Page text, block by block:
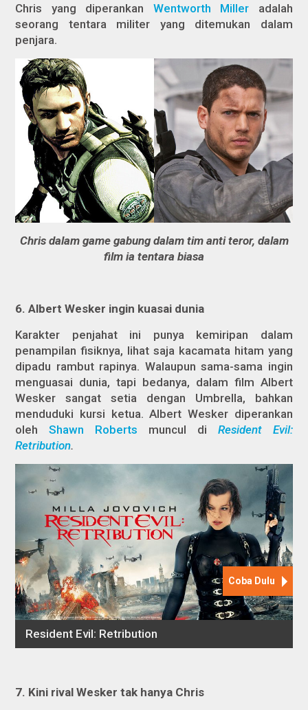
Chris yang diperankan Wentworth Miller adalah
seorang tentara militer yang ditemukan dalam
penjara.
Chris dalam game gabung dalam tim anti teror, dalam
film ia tentara biasa
6. Albert Wesker ingin kuasai dunia
Karakter penjahat ini punya kemiripan dalam
penampilan fisiknya, lihat saja kacamata hitam yang
dipadu rambut rapinya. Walaupun sama-sama ingin
menguasai dunia, tapi bedanya, dalam film Albert
Wesker sangat setia dengan Umbrella, bahkan
menduduki kursi ketua. Albert Wesker diperankan
olehShawn Roberts muncul di Resident Evil:
Retribution.
7. Kini rival Wesker tak hanya Chris